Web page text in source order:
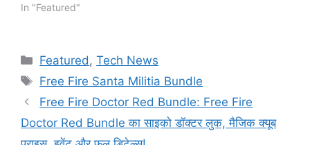
In "Featured"
Categories
Featured ,Tech News
Tags
Free Fire Santa Militia Bundle
Free Fire Doctor Red Bundle: Free Fire
Doctor Red Bundle का साइको डॉक्टर लुक, मैजिक क्यूब